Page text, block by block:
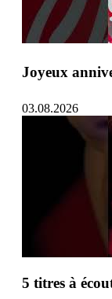
Joyeux
03.08.2026
5 titres à